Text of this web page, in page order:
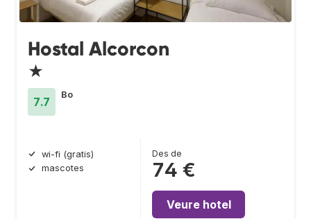
Hostal Alcorcon
★
7.7
Bo
wi-fi (gratis)
mascotes
Des de
74 €
Veure hotel